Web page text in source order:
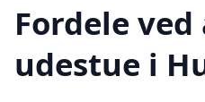
Fordele
udestue i